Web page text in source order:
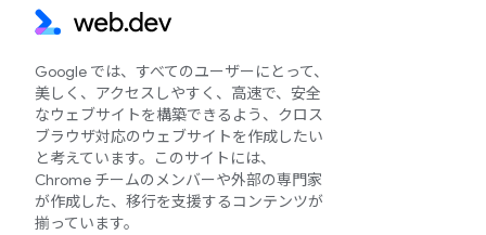
Google では、すべてのユーザーにとって、
美しく、アクセスしやすく、高速で、安全
なウェブサイトを構築できるよう、クロス
ブラウザ対応のウェブサイトを作成したい
と考えています。このサイトには、
Chrome チームのメンバーや外部の専門家
が作成した、移行を支援するコンテンツが
揃っています。